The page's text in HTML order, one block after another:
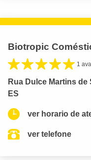
Biotropic
1
Rua Dulce Martins de
ES
ver horario de
ver telefone